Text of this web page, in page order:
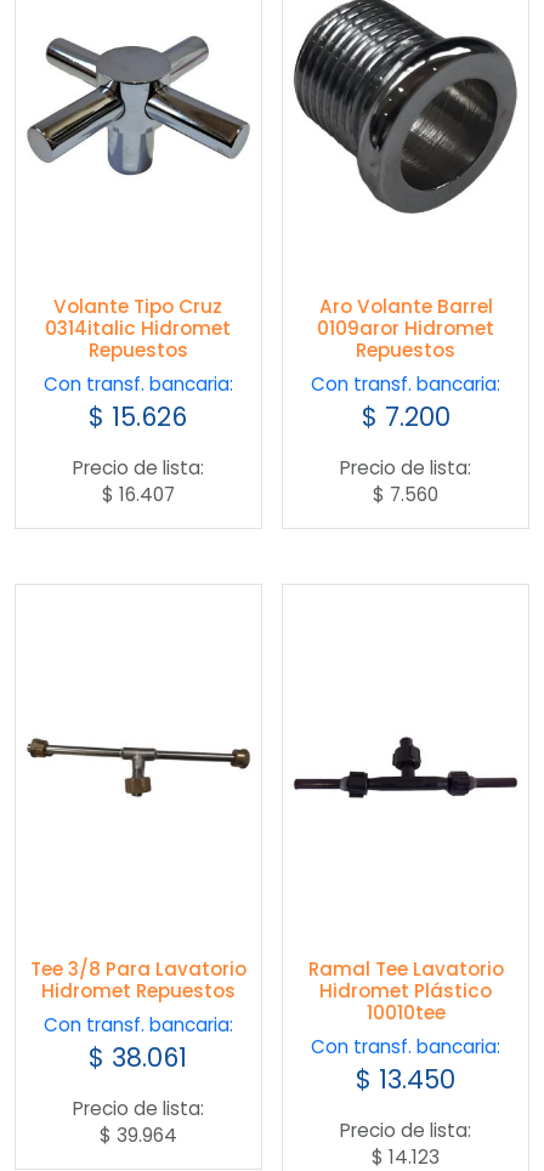
Volante Tipo Cruz
0314italic Hidromet
Repuestos
Con transf. bancaria:
$ 15.626
Precio de lista:
$ 16.407
Aro Volante Barrel
0109aror Hidromet
Repuestos
Con transf. bancaria:
$ 7.200
Precio de lista:
$ 7.560
Tee 3/8 Para Lavatorio
Hidromet Repuestos
Con transf. bancaria:
$ 38.061
Precio de lista:
$ 39.964
Ramal Tee Lavatorio
Hidromet Plástico
10010tee
Con transf. bancaria:
$ 13.450
Precio de lista:
$ 14.123